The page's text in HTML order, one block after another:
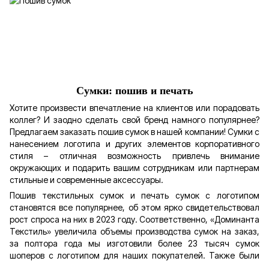
Сумки: пошив и печать
Хотите произвести впечатление на клиентов или порадовать
коллег? И заодно сделать свой бренд намного популярнее?
Предлагаем заказать пошив сумок в нашей компании! Сумки с
нанесением логотипа и других элементов корпоративного
стиля – отличная возможность привлечь внимание
окружающих и подарить вашим сотрудникам или партнерам
стильные и современные аксессуары.
Пошив текстильных сумок и печать сумок с логотипом
становятся все популярнее, об этом ярко свидетельствовал
рост спроса на них в 2023 году. Соответственно, «Доминанта
Текстиль» увеличила объемы производства сумок на заказ,
за полтора года мы изготовили более 23 тысяч сумок
шоперов с логотипом для наших покупателей. Также были